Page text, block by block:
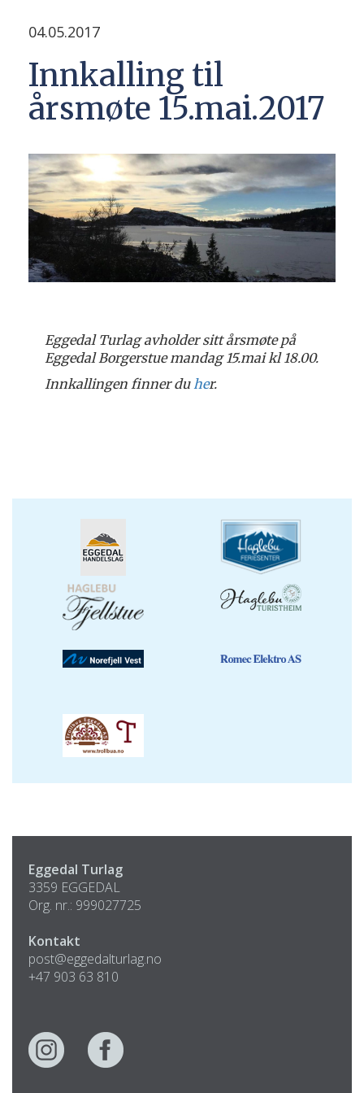
04.05.2017
Innkalling til
årsmøte 15.mai.2017
Eggedal Turlag avholder sitt årsmøte på
Eggedal Borgerstue mandag 15.mai kl 18.00.
Innkallingen finner du her.
Eggedal Turlag
3359 EGGEDAL
Org. nr.: 999027725
Kontakt
post@eggedalturlag.no
+47 903 63 810